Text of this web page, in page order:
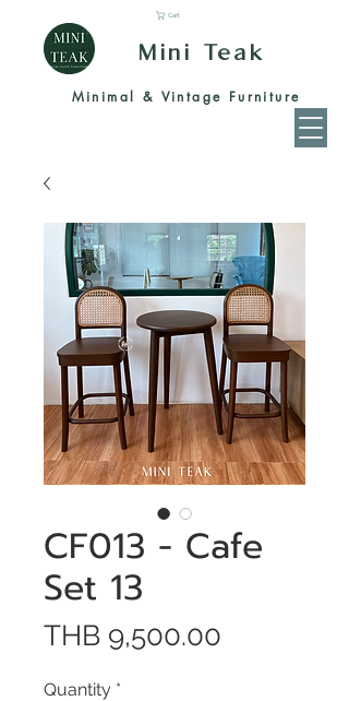
Mini Teak
Minimal & Vintage Furniture
Cart
CF013 - Cafe
Set 13
THB 9,500.00
Quantity *